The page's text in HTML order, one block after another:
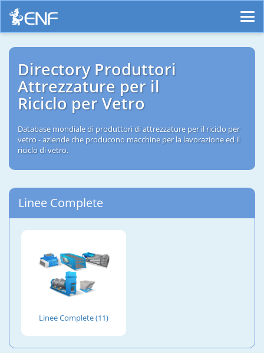
Directory Produttori
Attrezzature per il
Riciclo per Vetro
Database mondiale di produttori di attrezzature per il riciclo per
vetro - aziende che producono macchine per la lavorazione ed il
riciclo di vetro.
Linee Complete
Linee Complete (11)